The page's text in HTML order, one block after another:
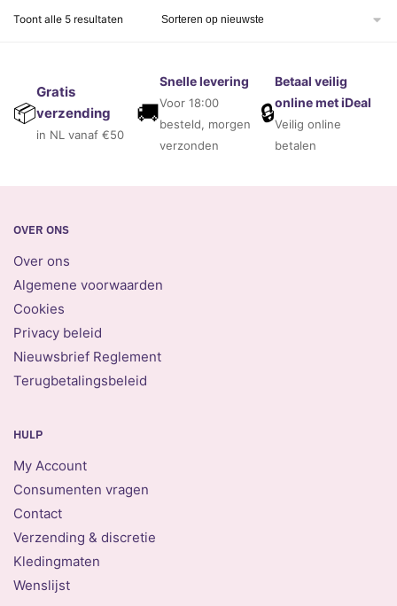
Toont alle 5 resultaten Gesorteerd
📦
Gratis
verzending
in NL vanaf €50
🚚
Snelle levering
Voor 18:00
besteld, morgen
verzonden
🔒
Betaal veilig
online met iDeal
Veilig online
betalen
OVER ONS
Over ons
Algemene voorwaarden
Cookies
Privacy beleid
Nieuwsbrief Reglement
Terugbetalingsbeleid
HULP
My Account
Consumenten vragen
Contact
Verzending & discretie
Kledingmaten
Wenslijst